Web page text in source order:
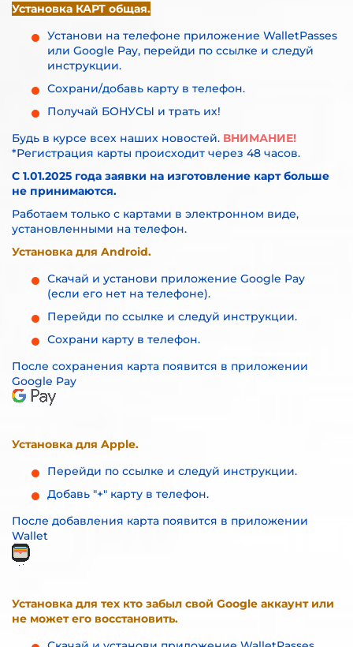
Установка КАРТ общая.
Установи на телефоне приложение WalletPasses
или Google Pay, перейди по ссылке и следуй
инструкции.
Сохрани/добавь карту в телефон.
Получай БОНУСЫ и трать их!
Будь в курсе всех наших новостей. ВНИМАНИЕ!
*Регистрация карты происходит через 48 часов.
С 1.01.2025 года заявки на изготовление карт больше
не принимаются.
Работаем только с картами в электронном виде,
установленными на телефон.
Установка для Android.
Скачай и установи приложение Google Pay
(если его нет на телефоне).
Перейди по ссылке и следуй инструкции.
Сохрани карту в телефон.
После сохранения карта появится в приложении
Google Pay
Установка для Apple.
Перейди по ссылке и следуй инструкции.
Добавь "+" карту в телефон.
После добавления карта появится в приложении
Wallet
Установка для тех кто забыл свой Google аккаунт или
не может его восстановить.